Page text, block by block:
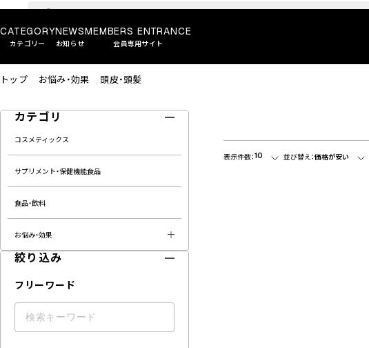
CATEGORY
カテゴリー
NEWS
お知らせ
MEMBERS ENTRANCE
会員専用サイト
トップ お悩み・効果 頭皮・頭髪
カテゴリ
コスメティックス
サプリメント・保健機能食品
食品・飲料
お悩み・効果
絞り込み
フリーワード
表示件数：10 並び替え：価格が安い